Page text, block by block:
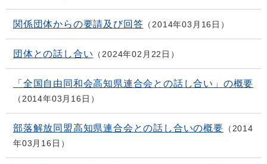
関係団体からの要請及び回答 2014年03月16日
団体との話し合い 2024年02月22日
「全国自由同和会高知県連合会との話し合い」の概要
2014年03月16日
部落解放同盟高知県連合会との話し合いの概要
2014
年03月16日